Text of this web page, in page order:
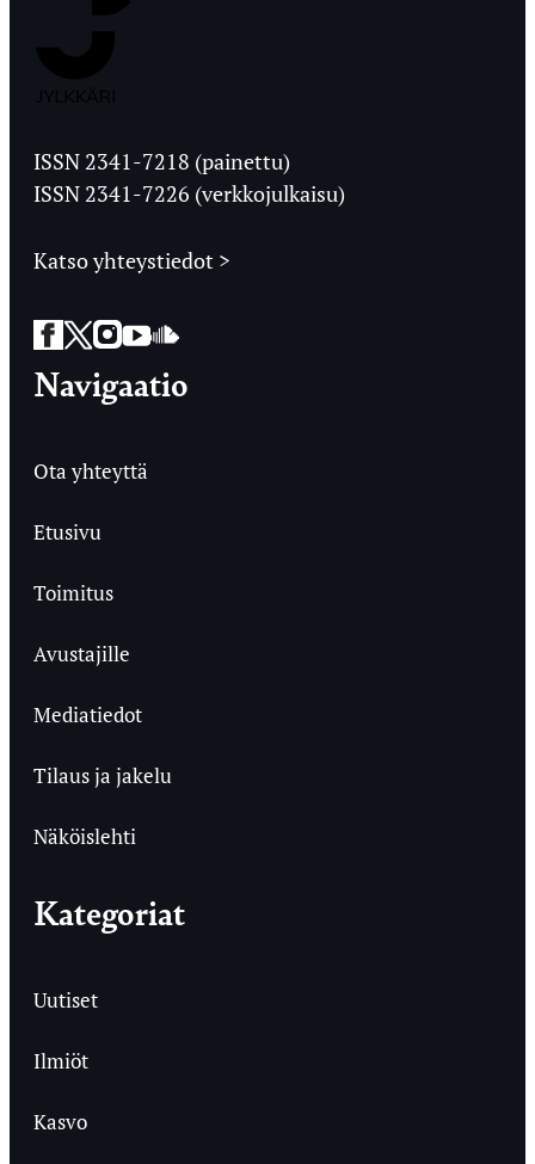
Ylioppilaslehti
ISSN 2341-7218 (painettu)
ISSN 2341-7226 (verkkojulkaisu)
Katso yhteystiedot >
Facebook
Twitter
Instagram
YouTube
SoundCloud
Navigaatio
Ota yhteyttä
Etusivu
Toimitus
Avustajille
Mediatiedot
Tilaus ja jakelu
Näköislehti
Kategoriat
Uutiset
Ilmiöt
Kasvo